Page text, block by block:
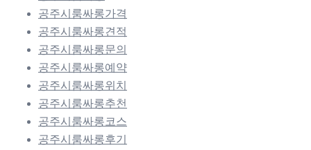
공주시룸싸롱가격
공주시룸싸롱견적
공주시룸싸롱문의
공주시룸싸롱예약
공주시룸싸롱위치
공주시룸싸롱추천
공주시룸싸롱코스
공주시룸싸롱후기